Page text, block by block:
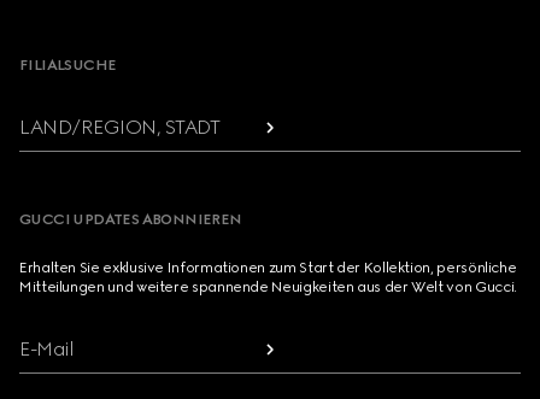
FILIALSUCHE
LAND/REGION, STADT
GUCCI UPDATES ABONNIEREN
Erhalten Sie exklusive Informationen zum Start der Kollektion, persönliche
Mitteilungen und weitere spannende Neuigkeiten aus der Welt von Gucci.
E-Mail